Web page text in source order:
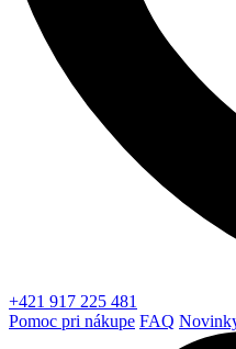
+421 917 225 481
Pomoc pri nákupe FAQ